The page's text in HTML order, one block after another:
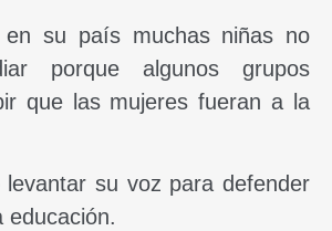
en su país muchas niñas no
porque algunos grupos
que las mujeres fueran a la
levantar su voz para defender
educación.